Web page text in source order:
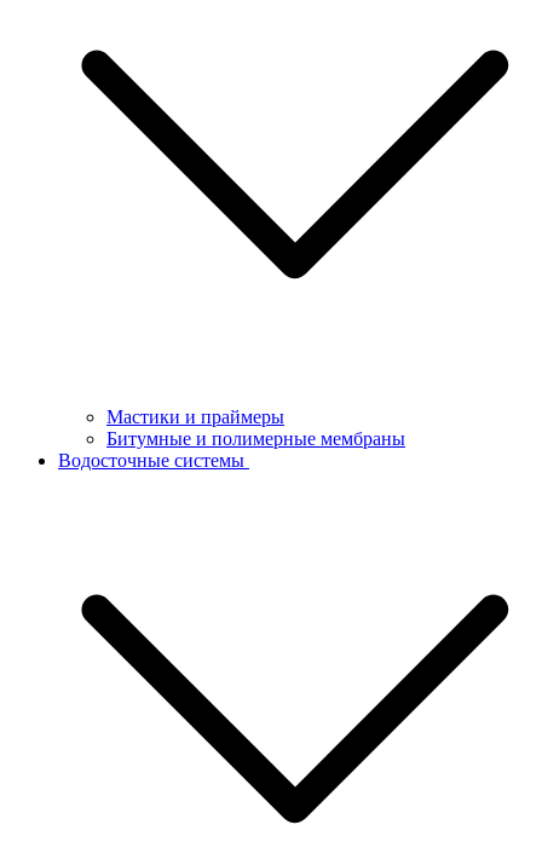
Мастики и праймеры
Битумные и полимерные мембраны
Водосточные системы